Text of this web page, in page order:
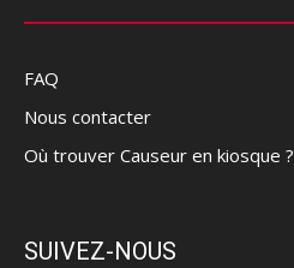
FAQ
Nous contacter
Où trouver Causeur en kiosque ?
SUIVEZ-NOUS